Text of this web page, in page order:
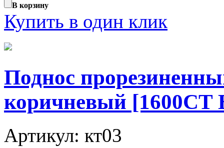
В корзину
Купить в один клик
Поднос
коричневый [1600CT
Артикул: кт03